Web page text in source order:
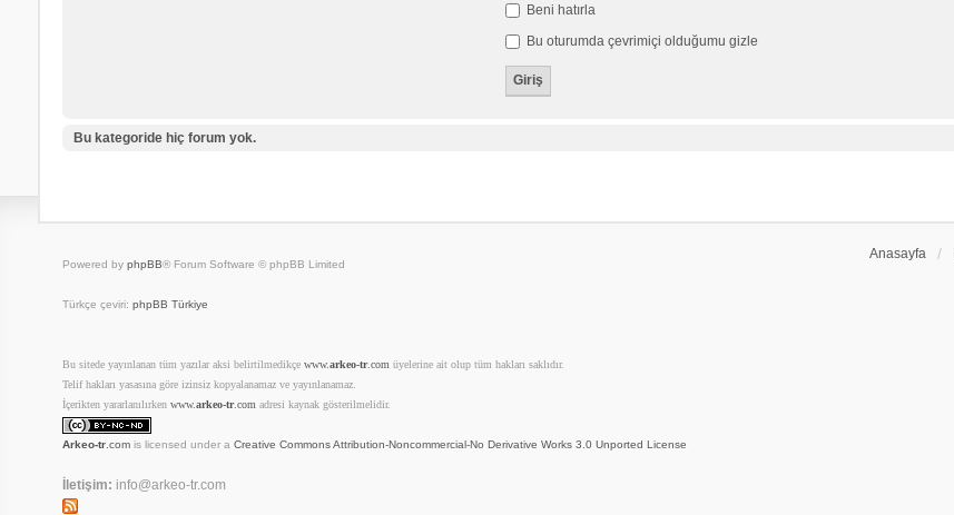
Beni hatırla
Bu oturumda çevrimiçi olduğumu gizle
Bu kategoride hiç forum yok.
Anasayfa
Powered by phpBB® Forum Software © phpBB Limited
Türkçe çeviri: phpBB Türkiye
Bu sitede yayınlanan tüm yazılar aksi belirtilmedikçe www.arkeo-tr.com üyelerine ait olup tüm hakları saklıdır.
Telif hakları yasasına göre izinsiz kopyalanamaz ve yayınlanamaz.
İçerikten yararlanılırken www.arkeo-tr.com adresi kaynak gösterilmelidir.
Arkeo-tr.comis licensed under a Creative Commons Attribution-Noncommercial-No Derivative Works 3.0 Unported License
İletişim: info@arkeo-tr.com